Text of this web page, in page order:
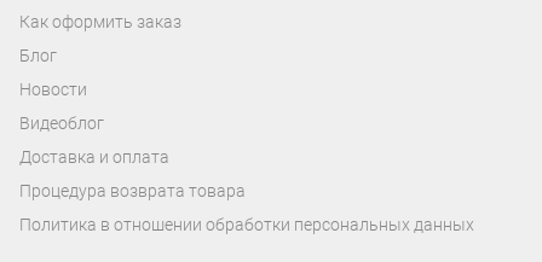
Как оформить заказ
Блог
Новости
Видеоблог
Доставка и оплата
Процедура возврата товара
Политика в отношении обработки персональных данных